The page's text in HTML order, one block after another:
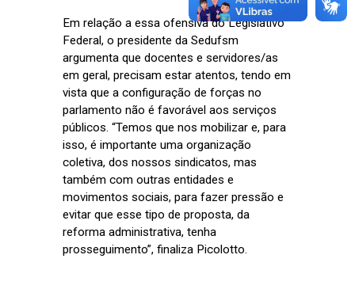
Em relação a essa ofensiva do Legislativo
Federal, o presidente da Sedufsm
argumenta que docentes e servidores/as
em geral, precisam estar atentos, tendo em
vista que a configuração de forças no
parlamento não é favorável aos serviços
públicos. “Temos que nos mobilizar e, para
isso, é importante uma organização
coletiva, dos nossos sindicatos, mas
também com outras entidades e
movimentos sociais, para fazer pressão e
evitar que esse tipo de proposta, da
reforma administrativa, tenha
prosseguimento”, finaliza Picolotto.